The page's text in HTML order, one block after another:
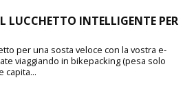
LUCCHETTO INTELLIGENTE PER
per una sosta veloce con la vostra e-
viaggiando in bikepacking (pesa solo
capita...